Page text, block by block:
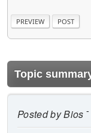
Topic
Posted byBios